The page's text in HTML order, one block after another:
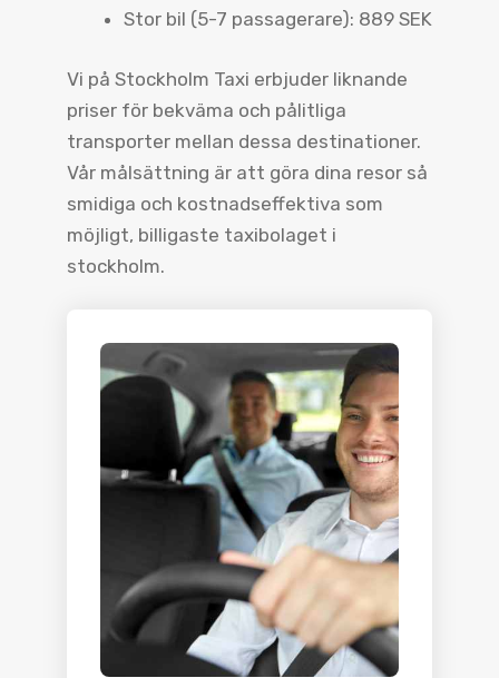
Stor bil (5-7 passagerare): 889 SEK
Vi på Stockholm Taxi erbjuder liknande
priser för bekväma och pålitliga
transporter mellan dessa destinationer.
Vår målsättning är att göra dina resor så
smidiga och kostnadseffektiva som
möjligt, billigaste taxibolaget i
stockholm.